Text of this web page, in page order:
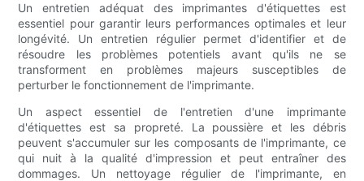
Un entretien adéquat des imprimantes d'étiquettes est
essentiel pour garantir leurs performances optimales et leur
longévité. Un entretien régulier permet d'identifier et de
résoudre les problèmes potentiels avant qu'ils ne se
transforment en problèmes majeurs susceptibles de
perturber le fonctionnement de l'imprimante.
Un aspect essentiel de l'entretien d'une imprimante
d'étiquettes est sa propreté. La poussière et les débris
peuvent s'accumuler sur les composants de l'imprimante, ce
qui nuit à la qualité d'impression et peut entraîner des
dommages. Un nettoyage régulier de l'imprimante, en